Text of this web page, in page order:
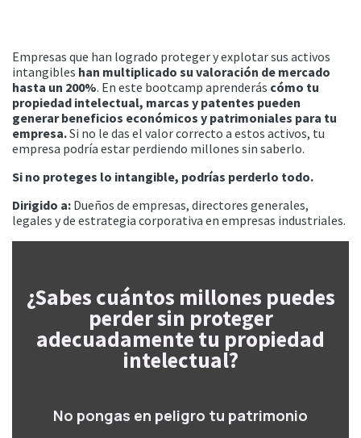
Empresas que han logrado proteger y explotar sus activos
intangibles han multiplicado su valoración de mercado
hasta un 200%. En este bootcamp aprenderás cómo tu
propiedad intelectual, marcas y patentes pueden
generar beneficios económicos y patrimoniales para tu
empresa.Si no le das el valor correcto a estos activos, tu
empresa podría estar perdiendo millones sin saberlo.
Si no proteges lo intangible, podrías perderlo todo.
Dirigido a: Dueños de empresas, directores generales,
legales y de estrategia corporativa en empresas industriales.
¿Sabes cuántos millones puedes
perder sin proteger
adecuadamente tu propiedad
intelectual?
No pongas en peligro tu patrimonio